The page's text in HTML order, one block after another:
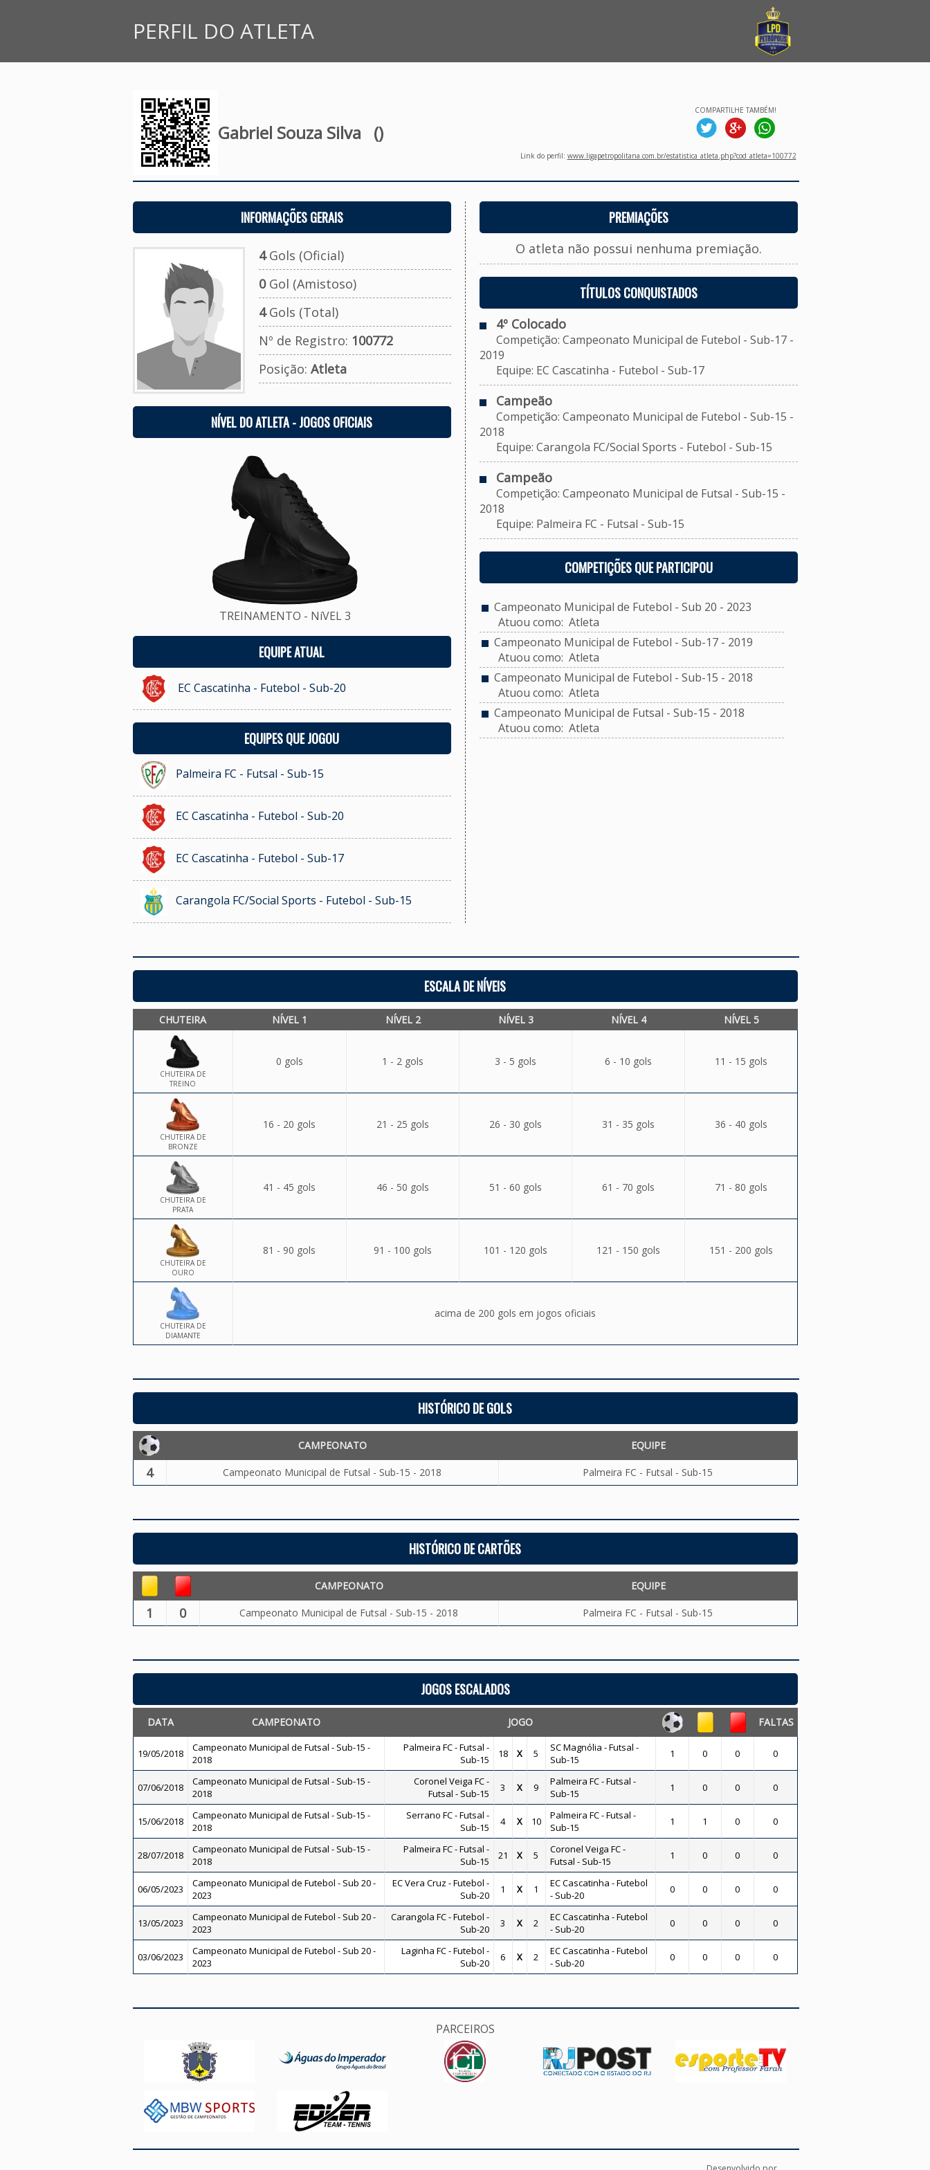
PERFIL DO ATLETA
Gabriel Souza Silva ()
COMPARTILHE TAMBÉM!
Link do perfil: www.ligapetropolitana.com.br/estatistica_atleta.php?cod_atleta=100772
INFORMAÇÕES GERAIS
4Gols (Oficial)
0Gol (Amistoso)
4Gols (Total)
Nº de Registro: 100772
Posição: Atleta
NÍVEL DO ATLETA - JOGOS OFICIAIS
TREINAMENTO - NíVEL 3
EQUIPE ATUAL
EC Cascatinha - Futebol - Sub-20
EQUIPES QUE JOGOU
Palmeira FC - Futsal - Sub-15
EC Cascatinha - Futebol - Sub-20
EC Cascatinha - Futebol - Sub-17
Carangola FC/Social Sports - Futebol - Sub-15
PREMIAÇÕES
O atleta não possui nenhuma premiação.
TÍTULOS CONQUISTADOS
4º Colocado
Competição: Campeonato Municipal de Futebol - Sub-17 -
2019
Equipe: EC Cascatinha - Futebol - Sub-17
Campeão
Competição: Campeonato Municipal de Futebol - Sub-15 -
2018
Equipe: Carangola FC/Social Sports - Futebol - Sub-15
Campeão
Competição: Campeonato Municipal de Futsal - Sub-15 -
2018
Equipe: Palmeira FC - Futsal - Sub-15
COMPETIÇÕES QUE PARTICIPOU
Campeonato Municipal de Futebol - Sub 20 - 2023
Atuou como: Atleta
Campeonato Municipal de Futebol - Sub-17 - 2019
Atuou como: Atleta
Campeonato Municipal de Futebol - Sub-15 - 2018
Atuou como: Atleta
Campeonato Municipal de Futsal - Sub-15 - 2018
Atuou como: Atleta
ESCALA DE NÍVEIS
CHUTEIRA NÍVEL 1 NÍVEL 2 NÍVEL 3 NÍVEL 4 NÍVEL 5
CHUTEIRA DE
TREINO
0 gols 1 - 2 gols 3 - 5 gols 6 - 10 gols 11 - 15 gols
CHUTEIRA DE
BRONZE
16 - 20 gols 21 - 25 gols 26 - 30 gols 31 - 35 gols 36 - 40 gols
CHUTEIRA DE
PRATA
41 - 45 gols 46 - 50 gols 51 - 60 gols 61 - 70 gols 71 - 80 gols
CHUTEIRA DE
OURO
81 - 90 gols 91 - 100 gols 101 - 120 gols 121 - 150 gols 151 - 200 gols
CHUTEIRA DE
DIAMANTE
acima de 200 gols em jogos oficiais
HISTÓRICO DE GOLS
CAMPEONATO EQUIPE
4 Campeonato Municipal de Futsal - Sub-15 - 2018 Palmeira FC - Futsal - Sub-15
HISTÓRICO DE CARTÕES
CAMPEONATO EQUIPE
1 0 Campeonato Municipal de Futsal - Sub-15 - 2018 Palmeira FC - Futsal - Sub-15
JOGOS ESCALADOS
DATA CAMPEONATO JOGO FALTAS
19/05/2018
Campeonato Municipal de Futsal - Sub-15 -
2018
Palmeira FC - Futsal -
Sub-15
18 X 5
SC Magnólia - Futsal -
Sub-15
1 0 0 0
07/06/2018
Campeonato Municipal de Futsal - Sub-15 -
2018
Coronel Veiga FC -
Futsal - Sub-15
3 X 9
Palmeira FC - Futsal -
Sub-15
1 0 0 0
15/06/2018
Campeonato Municipal de Futsal - Sub-15 -
2018
Serrano FC - Futsal -
Sub-15
4 X 10
Palmeira FC - Futsal -
Sub-15
1 1 0 0
28/07/2018
Campeonato Municipal de Futsal - Sub-15 -
2018
Palmeira FC - Futsal -
Sub-15
21 X 5
Coronel Veiga FC -
Futsal - Sub-15
1 0 0 0
06/05/2023
Campeonato Municipal de Futebol - Sub 20 -
2023
EC Vera Cruz - Futebol -
Sub-20
1 X 1
EC Cascatinha - Futebol
- Sub-20
0 0 0 0
13/05/2023
Campeonato Municipal de Futebol - Sub 20 -
2023
Carangola FC - Futebol -
Sub-20
3 X 2
EC Cascatinha - Futebol
- Sub-20
0 0 0 0
03/06/2023
Campeonato Municipal de Futebol - Sub 20 -
2023
Laginha FC - Futebol -
Sub-20
6 X 2
EC Cascatinha - Futebol
- Sub-20
0 0 0 0
PARCEIROS